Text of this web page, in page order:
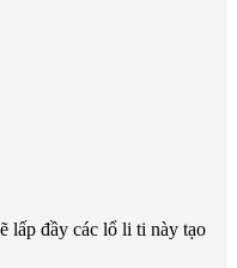
lấp đầy các lổ li ti này tạo